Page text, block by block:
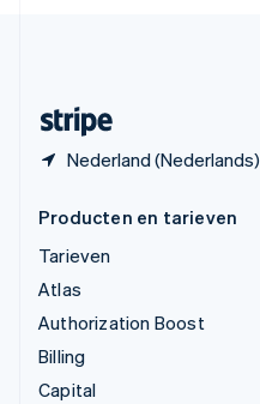
Nederland (Nederlands)
Producten en tarieven
Tarieven
Atlas
Authorization Boost
Billing
Capital